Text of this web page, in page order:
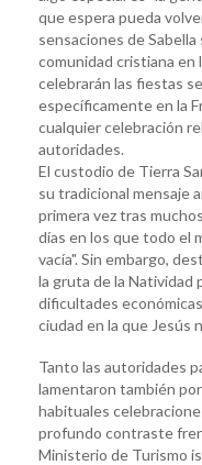
que espera pueda
sensaciones de
comunidad cristiana en
celebrarán las fiestas
específicamente en la
cualquier celebración
autoridades.
El custodio de Tierra
su tradicional mensaje
primera vez tras
días en los que todo el
vacía". Sin embargo,
la gruta de la Natividad
dificultades
ciudad en la que Jesús
Tanto las autoridades
lamentaron también
habituales
profundo contraste
Ministerio de Turismo